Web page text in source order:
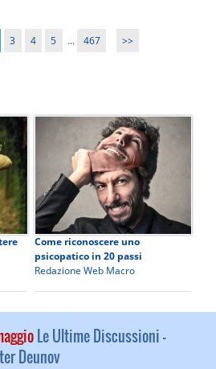
3 4 5 ... 467 >>
Come riconoscere uno
psicopatico in 20 passi
Redazione Web Macro
Le Ultime Discussioni -
Deunov